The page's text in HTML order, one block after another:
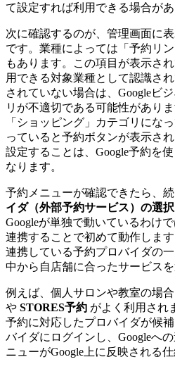
て設定すれば利用できる場合があ
次に確認するのが、管理画面に
です。業種によっては「予約リ
もあります。この項目が表示さ
用できる対象業種として認識さ
されていない場合は、Googleビ
リが不適切である可能性があり
「ショッピング」カテゴリにな
っていると予約ボタンが表示さ
設定することは、Google予約を
なります。
予約メニューが確認できたら、
イダ（外部予約サービス）の選択
Googleが単独で動いているわけ
連携することで初めて動作しま
連携している予約プロバイダの
中から自店舗に合ったサービスを
例えば、個人サロンや教室の場
や STORES予約 がよく利用され
予約に対応したプロバイダが候
バイダにログインし、Googleへ
ニューがGoogle上に反映される仕